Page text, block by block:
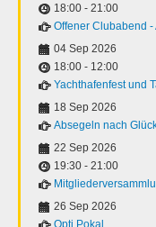
18:00 - 21:00
Offener Clubabend
04 Sep 2026
18:00 - 12:00
Yachthafenfest und
18 Sep 2026
Absegeln nach
22 Sep 2026
19:30 - 21:00
26 Sep 2026
Opti Pokal